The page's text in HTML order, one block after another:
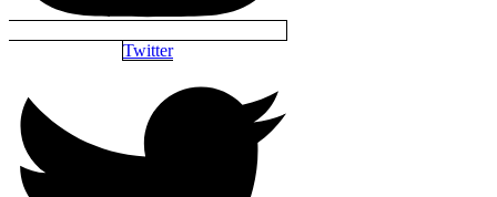
Twitter